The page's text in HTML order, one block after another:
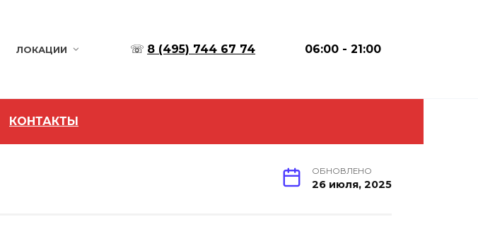
ЛОКАЦИИ ☏ 8 (495) 744 67 74 06:00 - 21:00
КОНТАКТЫ
ОБНОВЛЕНО
26 июля, 2025